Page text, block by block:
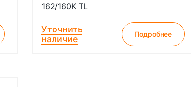
162/160K TL
Уточнить
наличие
Подробнее